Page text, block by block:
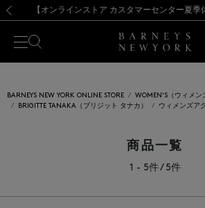
【夏季休業に伴う出荷一時停止のお知
熊本県を中心とした地震の影響によるお荷
【開催中】SUMMER SALEのご案内
【夏季休業に伴う出荷一時停止のお知
BARNEYS NEW YORK ONLINE STORE
WOMEN'S（ウィメン
BRIGITTE TANAKA（ブリジット タナカ）
ウィメンズア
商品一覧
1 - 5件 / 5件